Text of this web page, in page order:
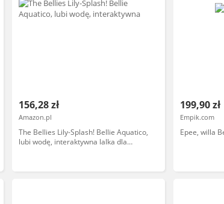
156,28 zł
Amazon.pl
The Bellies Lily-Splash! Bellie Aquatico,
lubi wodę, interaktywna lalka dla
199,90 zł
Empik.com
Epee, willa